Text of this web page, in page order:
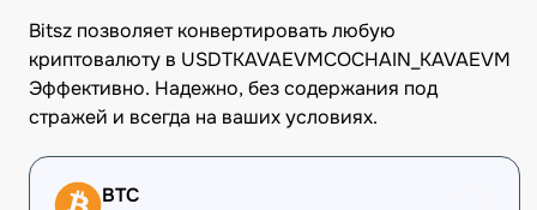
Bitsz позволяет конвертировать любую
криптовалюту в USDTKAVAEVMCOCHAIN_KAVAEVM
Эффективно. Надежно, без содержания под
стражей и всегда на ваших условиях.
BTC